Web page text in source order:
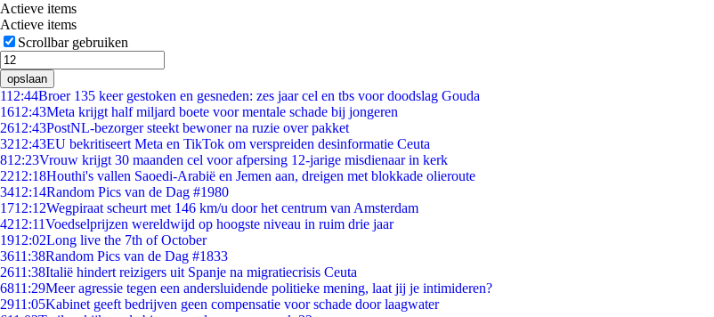
Actieve items
Actieve items
Scrollbar gebruiken
opslaan
112:44Broer 135 keer gestoken en gesneden: zes jaar cel en tbs voor doodslag Gouda
1612:43Meta krijgt half miljard boete voor mentale schade bij jongeren
2612:43PostNL-bezorger steekt bewoner na ruzie over pakket
3212:43EU bekritiseert Meta en TikTok om verspreiden desinformatie Ceuta
812:23Vrouw krijgt 30 maanden cel voor afpersing 12-jarige misdienaar in kerk
2212:18Houthi's vallen Saoedi-Arabië en Jemen aan, dreigen met blokkade olieroute
3412:14Random Pics van de Dag #1980
1712:12Wegpiraat scheurt met 146 km/u door het centrum van Amsterdam
4212:11Voedselprijzen wereldwijd op hoogste niveau in ruim drie jaar
1912:02Long live the 7th of October
3611:38Random Pics van de Dag #1833
2611:38Italië hindert reizigers uit Spanje na migratiecrisis Ceuta
6811:29Meer agressie tegen een andersluidende politieke mening, laat jij je intimideren?
2911:05Kabinet geeft bedrijven geen compensatie voor schade door laagwater